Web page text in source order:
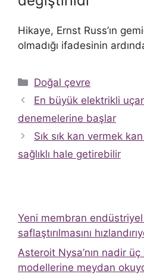
Hikaye, Ernst Russ’ın
olmadığı ifadesinin
Kategoriler
Doğal çevre
En büyük elektrikli
denemelerine başlar
Sık sık kan vermek
sağlıklı hale getirebilir
Yeni membran
saflaştırılmasını
Asteroit Nysa’nın nadir üç
modellerine meydan